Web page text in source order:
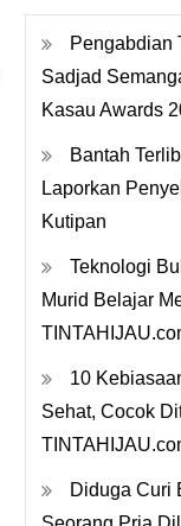
Pengabdian
Sadjad
Kasau Awards
Bantah
Laporkan
Kutipan
Teknologi
Murid Belajar
10
Sehat, Cocok
Diduga Curi